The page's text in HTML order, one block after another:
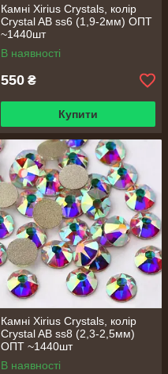
Камні Xirius Crystals, колір
Сrystal AB ss6 (1,9-2мм) ОПТ
~1440шт
В наявності
550 ₴
Купити
Камні Xirius Crystals, колір
Сrystal AB ss8 (2,3-2,5мм)
ОПТ ~1440шт
В наявності